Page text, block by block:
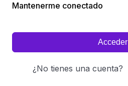
Mantenerme conectado
Acceder
¿No tienes una cuenta?